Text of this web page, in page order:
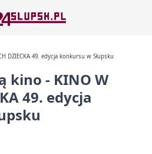
DZIECKA 49. edycja konkursu w Słupsku
kino - KINO W
49. edycja